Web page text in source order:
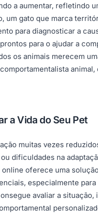
a aumentar, refletindo
um gato que marca
para diagnosticar a
para o ajudar a
os animais merecem
a Vida do Seu Pet
muitas vezes
dificuldades na
oferece uma
especialmente
avaliar a